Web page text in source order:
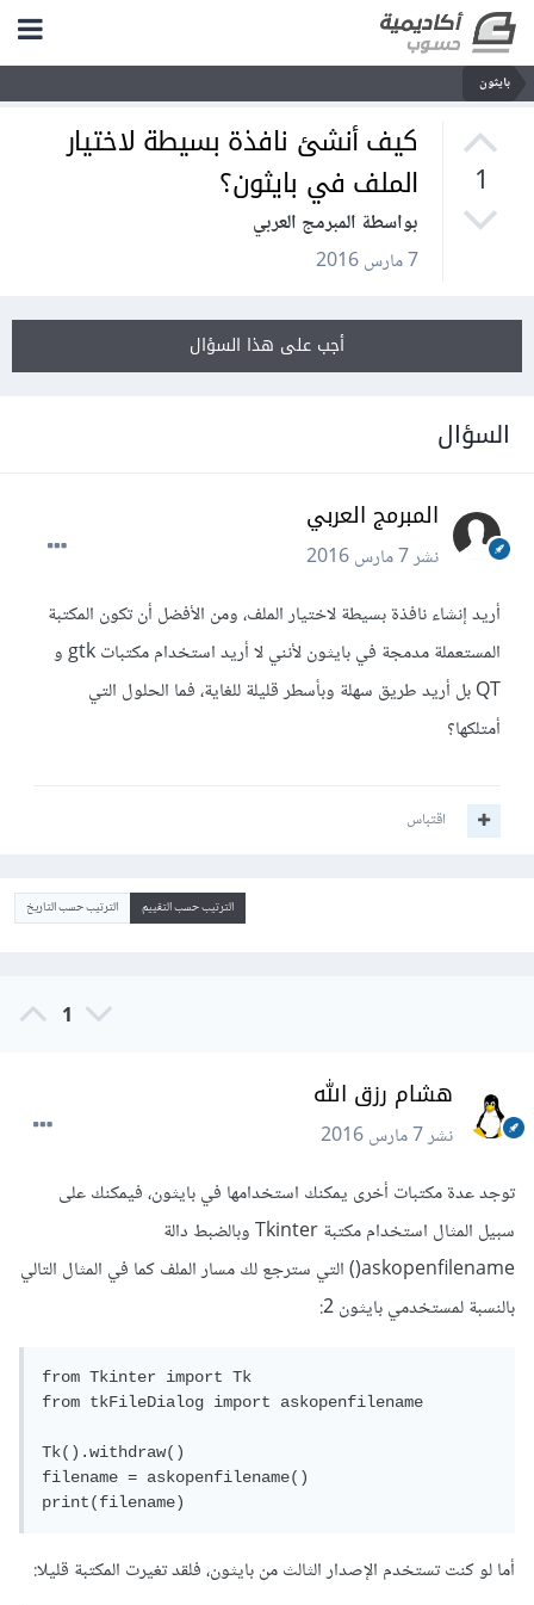
بايثون
1
كيف أنشئ نافذة بسيطة لاختيار
الملف في بايثون؟
بواسطة المبرمج العربي
7 مارس 2016
أجب على هذا السؤال
السؤال
المبرمج العربي
نشر7 مارس 2016
أريد إنشاء نافذة بسيطة لاختيار الملف، ومن الأفضل أن تكون المكتبة
المستعملة مدمجة في بايثون لأنني لا أريد استخدام مكتبات gtk و
QT بل أريد طريق سهلة وبأسطر قليلة للغاية، فما الحلول التي
أمتلكها؟
اقتباس
الترتيب حسب التقييم الترتيب حسب التاريخ
1
هشام رزق الله
نشر7 مارس 2016
توجد عدة مكتبات أخرى يمكنك استخدامها في بايثون، فيمكنك على
سبيل المثال استخدام مكتبة Tkinter وبالضبط دالة
askopenfilename() التي سترجع لك مسار الملف كما في المثال التالي
بالنسبة لمستخدمي بايثون 2:
from Tkinter import Tk
from tkFileDialog import askopenfilename
Tk().withdraw()
filename = askopenfilename()
print(filename)
أما لو كنت تستخدم الإصدار الثالث من بايثون، فلقد تغيرت المكتبة قليلا: